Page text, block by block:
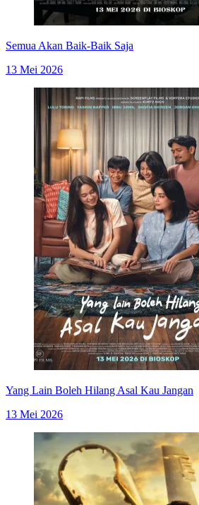
Semua Akan Baik-Baik Saja
13 Mei 2026
Yang Lain Boleh Hilang Asal Kau Jangan
13 Mei 2026